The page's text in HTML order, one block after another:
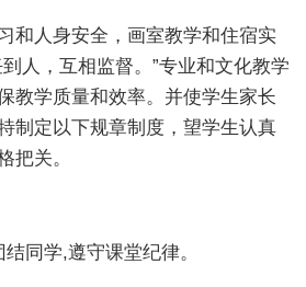
和人身安全，画室教学和住宿实
人，互相监督。”专业和文化教学
教学质量和效率。并使学生家长
制定以下规章制度，望学生认真
把关。
同学,遵守课堂纪律。